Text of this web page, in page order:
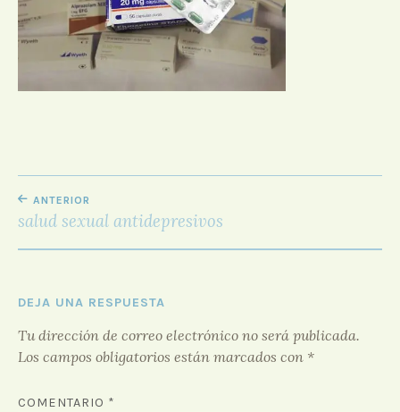
D
O
R
NAVEGACIÓN
DE
ENTRADAS
ANTERIOR
salud sexual antidepresivos
DEJA UNA RESPUESTA
Tu dirección de correo electrónico no será publicada.
Los campos obligatorios están marcados con *
COMENTARIO *